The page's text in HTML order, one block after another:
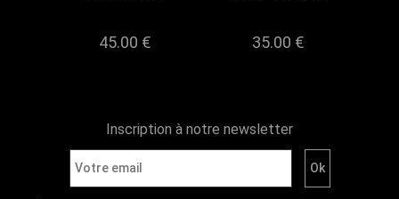
45.00 € 35.00 €
Inscription à notre newsletter